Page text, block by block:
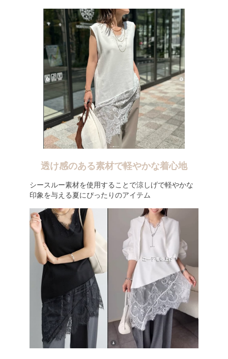
透け感のある素材で軽やかな着心地
シースルー素材を使用することで涼しげで軽やかな
印象を与える夏にぴったりのアイテム